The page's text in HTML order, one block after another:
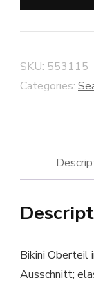
SKU: 553115
Categories:
Bikini Oberteil
Ausschnitt;